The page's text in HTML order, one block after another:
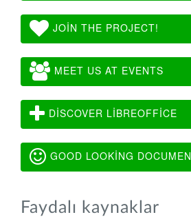
JOIN THE PROJECT!
MEET US AT EVENTS
DISCOVER LIBREOFFICE
GOOD LOOKING
Faydalı kaynaklar